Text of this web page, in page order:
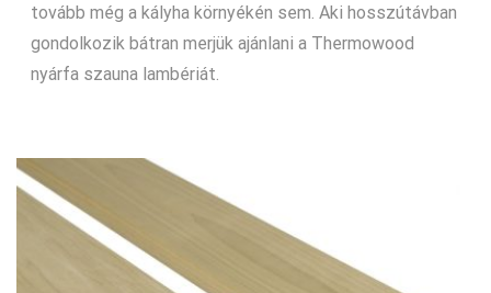
tovább még a kályha környékén sem. Aki hosszútávban
gondolkozik bátran merjük ajánlani a Thermowood
nyárfa szauna lambériát.